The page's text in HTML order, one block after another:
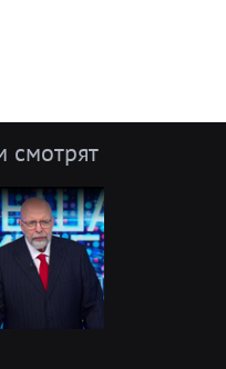
смотрят